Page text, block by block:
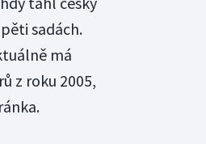
sadách.
má
z roku 2005,